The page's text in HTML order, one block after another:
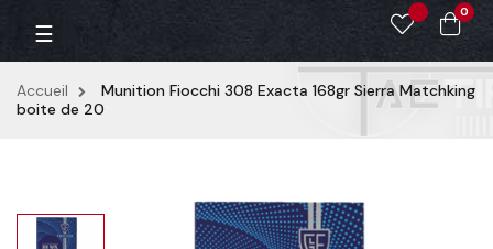
0
Basculer
la
☰
Accueil
Munition Fiocchi 308 Exacta 168gr Sierra Matchking
boite de 20